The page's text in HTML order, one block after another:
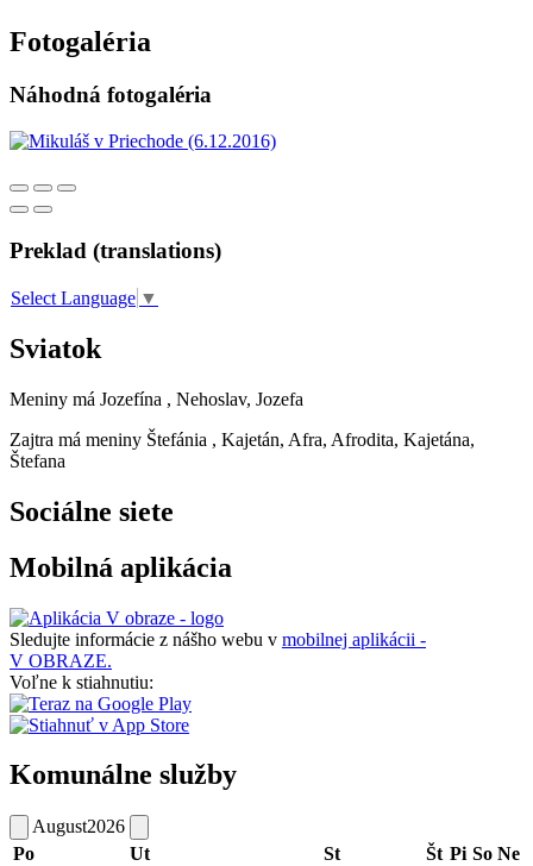
Fotogaléria
Náhodná fotogaléria
Preklad (translations)
Select Language ▼
Sviatok
Meniny má Jozefína , Nehoslav, Jozefa
Zajtra má meniny Štefánia , Kajetán, Afra, Afrodita, Kajetána,
Štefana
Sociálne siete
Mobilná aplikácia
Sledujte informácie z nášho webu v mobilnej aplikácii -
V OBRAZE.
Voľne k stiahnutiu:
Komunálne služby
August2026
Po
Ut St Št Pi So Ne